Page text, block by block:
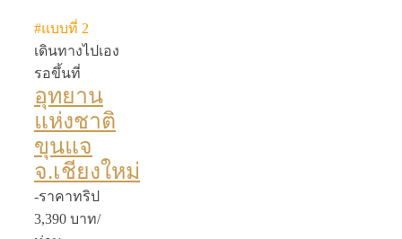
#แบบที่ 2
เดินทางไปเอง
รอขึ้นที่
อุทยาน
แห่งชาติ
ขุนแจ
จ.เชียงใหม่
-ราคาทริป
3,390 บาท/